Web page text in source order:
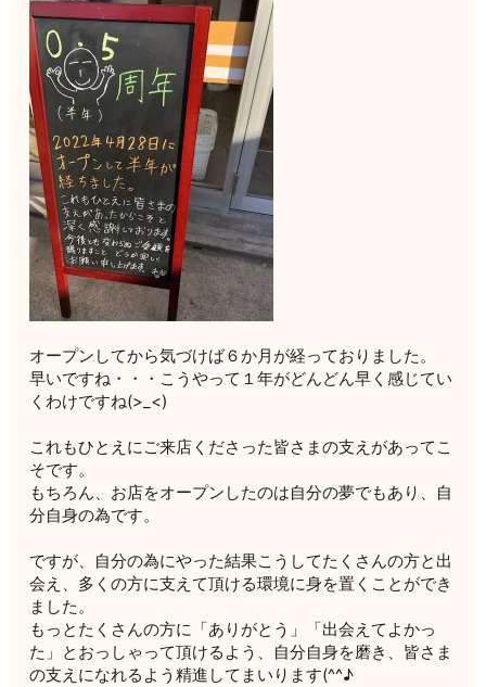
オープンしてから気づけば６か月が経っておりました。
早いですね・・・こうやって１年がどんどん早く感じてい
くわけですね(>_<)
これもひとえにご来店くださった皆さまの支えがあってこ
そです。
もちろん、お店をオープンしたのは自分の夢でもあり、自
分自身の為です。
ですが、自分の為にやった結果こうしてたくさんの方と出
会え、多くの方に支えて頂ける環境に身を置くことができ
ました。
もっとたくさんの方に「ありがとう」「出会えてよかっ
た」とおっしゃって頂けるよう、自分自身を磨き、皆さま
の支えになれるよう精進してまいります(^^♪